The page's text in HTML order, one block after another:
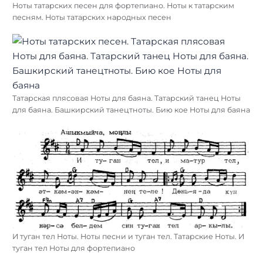
Ноты татарских песен для фортепиано. Ноты к татарским
песням. Ноты татарских народных песен
Татарская плясовая Ноты для баяна. Татарский танец Ноты
для баяна. Башкирский танецтноты. Бию кое Ноты для баяна
И туган тел Ноты. Ноты песни и туган тел. Татарские Ноты. И
туган тел Ноты для фортепиано